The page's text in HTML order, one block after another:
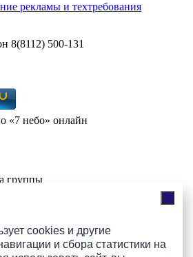
cookies и другие
и сбора статистики на
рекламы и техтребования
8(8112) 500-131
«7 небо» онлайн
группы